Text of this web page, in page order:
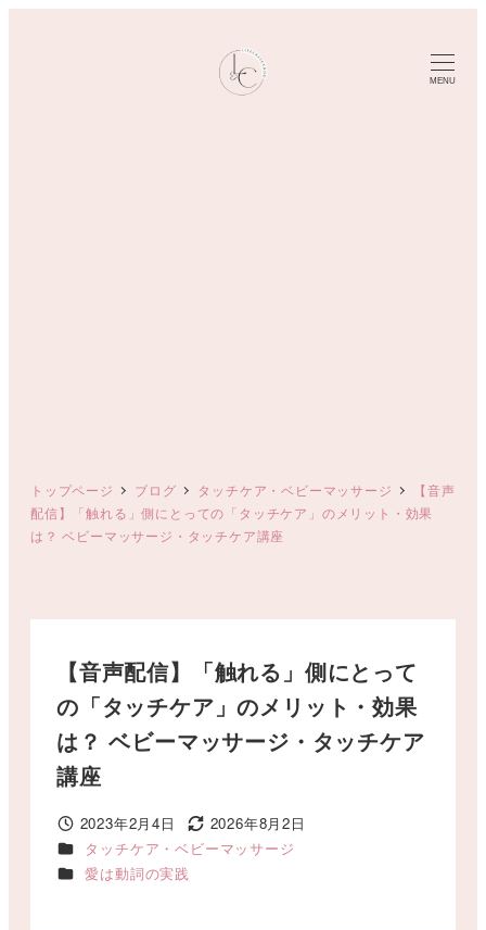
MENU
トップページ ブログ タッチケア・ベビーマッサージ
【音声
配信】「触れる」側にとっての「タッチケア」のメリット・効果
は？ ベビーマッサージ・タッチケア講座
【音声配信】「触れる」側にとって
の「タッチケア」のメリット・効果
は？ ベビーマッサージ・タッチケア
講座
投稿日
2023年2月4日
更新日
2026年8月2日
カテゴリー
タッチケア・ベビーマッサージ
カテゴリー
愛は動詞の実践